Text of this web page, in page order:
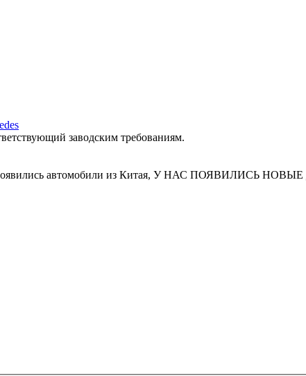
заводским требованиям.
появились автомобили из Китая, У НАС ПОЯВИЛИСЬ